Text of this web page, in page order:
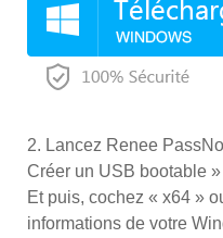
2. Lancez Renee
Créer un USB bootable
Et puis, cochez « x64 »
informations de votre